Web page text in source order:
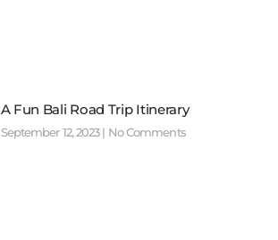
A Fun Bali Road Trip Itinerary
September 12, 2023 No Comments